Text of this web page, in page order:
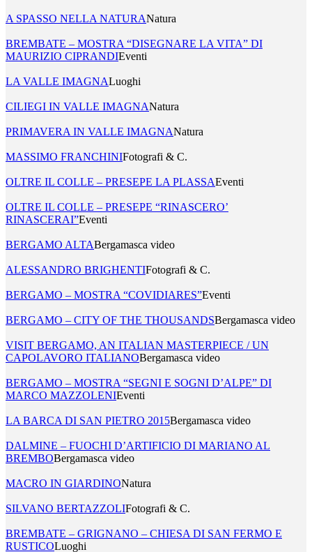
A SPASSO NELLA NATURANatura
BREMBATE – MOSTRA “DISEGNARE LA VITA” DI
MAURIZIO CIPRANDIEventi
LA VALLE IMAGNALuoghi
CILIEGI IN VALLE IMAGNANatura
PRIMAVERA IN VALLE IMAGNANatura
MASSIMO FRANCHINIFotografi & C.
OLTRE IL COLLE – PRESEPE LA PLASSAEventi
OLTRE IL COLLE – PRESEPE “RINASCERO’
RINASCERAI”Eventi
BERGAMO ALTABergamasca video
ALESSANDRO BRIGHENTIFotografi & C.
BERGAMO – MOSTRA “COVIDIARES”Eventi
BERGAMO – CITY OF THE THOUSANDSBergamasca video
VISIT BERGAMO, AN ITALIAN MASTERPIECE / UN
CAPOLAVORO ITALIANOBergamasca video
BERGAMO – MOSTRA “SEGNI E SOGNI D’ALPE” DI
MARCO MAZZOLENIEventi
LA BARCA DI SAN PIETRO 2015Bergamasca video
DALMINE – FUOCHI D’ARTIFICIO DI MARIANO AL
BREMBOBergamasca video
MACRO IN GIARDINONatura
SILVANO BERTAZZOLIFotografi & C.
BREMBATE – GRIGNANO – CHIESA DI SAN FERMO E
RUSTICOLuoghi